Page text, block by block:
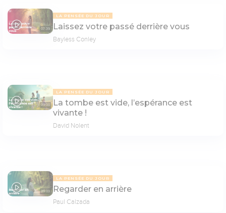
07:39
LA PENSÉE DU JOUR
Laissez votre passé derrière vous
Bayless Conley
09:00
LA PENSÉE DU JOUR
La tombe est vide, l’espérance est
vivante !
David Nolent
09:03
LA PENSÉE DU JOUR
Regarder en arrière
Paul Calzada